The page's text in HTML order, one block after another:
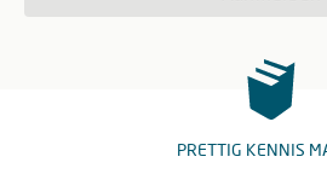
PRETTIG KENNIS